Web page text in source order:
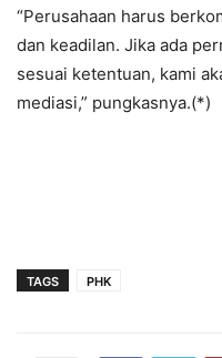
“Perusahaan harus
dan keadilan. Jika ada
sesuai ketentuan, kami
mediasi,” pungkasnya.(*)
TAGS PHK